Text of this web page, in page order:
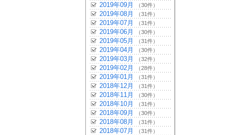
2019年09月 （30件）
2019年08月 （31件）
2019年07月 （31件）
2019年06月 （30件）
2019年05月 （31件）
2019年04月 （30件）
2019年03月 （32件）
2019年02月 （28件）
2019年01月 （31件）
2018年12月 （31件）
2018年11月 （30件）
2018年10月 （31件）
2018年09月 （30件）
2018年08月 （31件）
2018年07月 （31件）